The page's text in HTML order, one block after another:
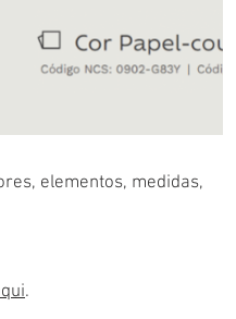
elementos, medidas,
.